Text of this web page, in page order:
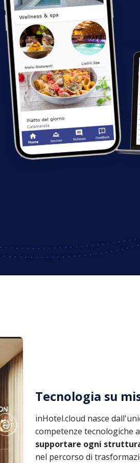
Tecnologia su
inHotel.cloud nasce
competenze tecnologiche
supportare ogni
nel percorso di